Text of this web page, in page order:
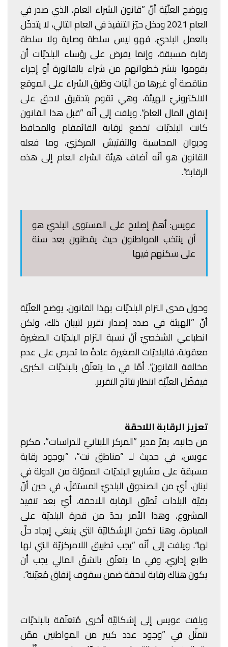
ويوضح العلّيّة أنّ ”قانون الشراء العام، الذي صدر في
العام 2021 ودخل حيّز التنفيذ في العام التالي، لا يتدخّل
بالعمل البلديّ، فهو ليس سلطة وصاية ولا سلطة
رقابة مسبقة، وإنما يفرض على رؤساء البلديّات أن
يقوموا بنشر خطواتهم من شراء بالفاتورة أو إجراء
مناقصة أو غيرها من آليّات وطُرق الشراء على الموقع
الالكترونيّ للهيئة، وهي تقوم بتدقيق لاحق على
إنفاق المال العام“. ويلفت إلى أنّه ”قبل هذا القانون
كانت البلديّات تخضع لرقابة القائمقام والمحافظ
وديوان المحاسبة والتفتيش المركزيّ، وما فعله
القانون هو أنّه أضاف هيئة الشراء العام إلى هذه
الرقابة“.
عويس: أهمّ إصلاح على المستوى البلديّ هو
أن ينتخب المواطنون حيث يقطنون بعد سنة
على سكنهم فيها
وحول مدى التزام البلديّات بهذا القانون، يوضح العلّيّة
أنّ ”الهيئة في صدد إصدار تقرير لتبيان ذلك، ولكن
انطباعي الشخصيّ أنّ نسبة التزام البلديّات الصغيرة
معقولة، فالبلديّات الصغيرة عادةً ما تحرص على عدم
مخالفة القانون“. أمّا في ما يتعلّق بالبلديّات الكبرى
فيفضّل العلّيّة انتظار نتائج التقرير.
تعزيز الرقابة اللاحقة
من جانبه، يقرّ مدير ”المركز اللبنانيّ للدراسات“، مكرم
عويس، في حديث لـ ”مناطق نت“، ”بوجود رقابة
مسبقة على مشاريع البلديّات المموّلة من الدولة في
لبنان، أيّ من الصندوق البلديّ المستقلّ، في حين أنّ
بقيّة البلدات تُطبّق الرقابة اللاحقة، أيّ بعد تنفيذ
المشروع، وهذا الأمر يحدّ من قدرة البلديّة على
المبادرة، وهنا تكمن الإشكاليّة التي ينبغي إيجاد حلّ
لها“. ويلفت إلى أنّه ”يجب تطبيق اللامركزيّة التي لها
طابع إداريّ، وفي ما يتعلّق بالشقّ المالي يجب أن
يكون هناك رقابة لاحقة ضمن سقوف إنفاق مُعيّنة“.
ويلفت عويس إلى إشكاليّة أخرى مُتعلّقة بالبلديّات
تتمثّل في ”وجود عدد كبير من المواطنين ممّن